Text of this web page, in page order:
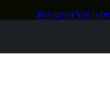
InstagramYouTube